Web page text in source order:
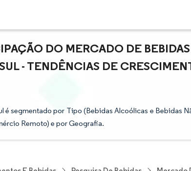
DO MERCADO DE BEBIDAS
- TENDÊNCIAS DE
é segmentado por Tipo (Bebidas Alcoólicas e Bebidas
Remoto) e por Geografia.